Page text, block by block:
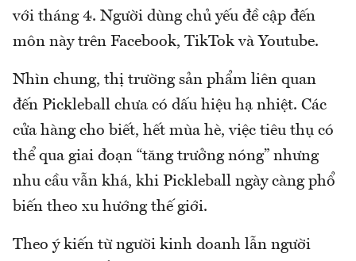
với tháng 4. Người dùng chủ yếu đề cập đến
môn này trên Facebook, TikTok và Youtube.
Nhìn chung, thị trường sản phẩm liên quan
đến Pickleball chưa có dấu hiệu hạ nhiệt. Các
cửa hàng cho biết, hết mùa hè, việc tiêu thụ có
thể qua giai đoạn “tăng trưởng nóng” nhưng
nhu cầu vẫn khá, khi Pickleball ngày càng phổ
biến theo xu hướng thế giới.
Theo ý kiến từ người kinh doanh lẫn người